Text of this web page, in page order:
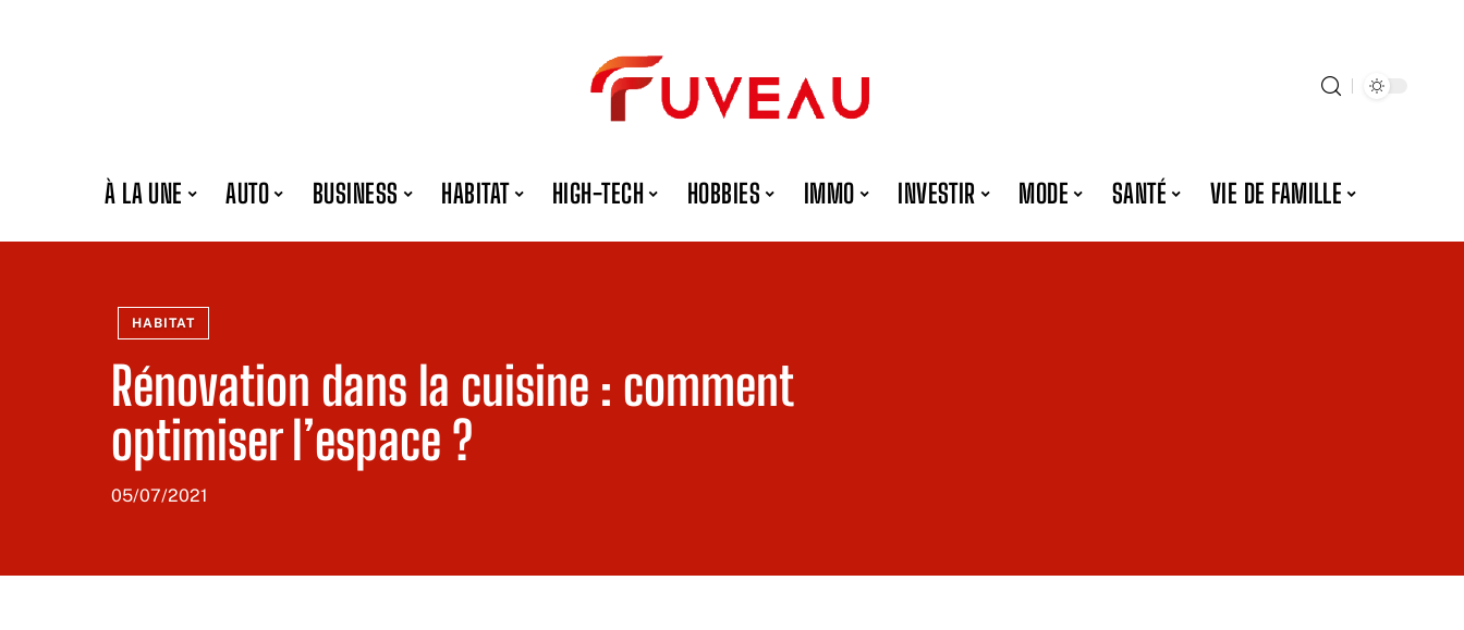
À LA UNE AUTO BUSINESS HABITAT HIGH-TECH HOBBIES IMMO INVESTIR MODE SANTÉ VIE DE FAMILLE
HABITAT
Rénovation dans la cuisine : comment
optimiser l’espace ?
05/07/2021